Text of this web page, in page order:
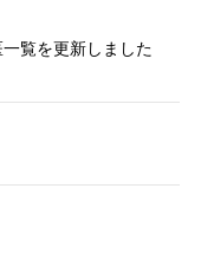
覧を更新しました